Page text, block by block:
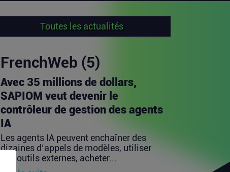
Toutes les actualités
FrenchWeb (5)
Avec 35 millions de dollars,
SAPIOM veut devenir le
contrôleur de gestion des agents
IA
Les agents IA peuvent enchaîner des
dizaines d’appels de modèles, utiliser
des outils externes, acheter...